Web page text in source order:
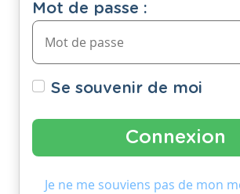
Mot de passe :
Se souvenir de moi
Je ne me souviens pas de mon